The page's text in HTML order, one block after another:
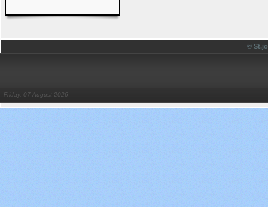
©
Friday, 07 August 2026